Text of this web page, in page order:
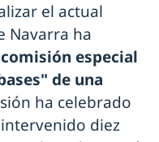
el actual
Navarra ha
comisión especial
de una
ha celebrado
diez